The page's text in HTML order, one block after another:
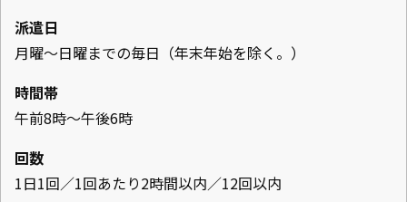
派遣日
月曜～日曜までの毎日（年末年始を除く。）
時間帯
午前8時～午後6時
回数
1日1回／1回あたり2時間以内／12回以内